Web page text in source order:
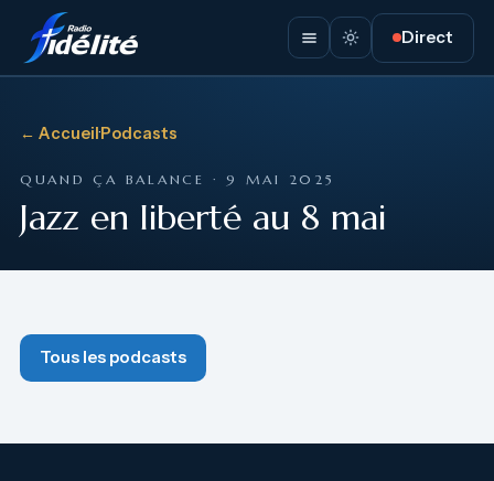
Direct
← Accueil·Podcasts
QUAND ÇA BALANCE · 9 MAI 2025
Jazz en liberté au 8 mai
Tous les podcasts